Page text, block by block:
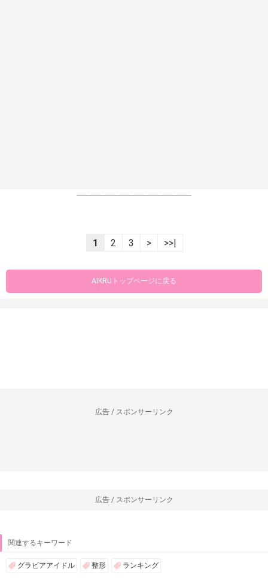
----------------------------------------------------------------
1 2 3 > >>|
AIKRUトップページに戻る
広告 / スポンサーリンク
広告 / スポンサーリンク
関連するキーワード
グラビアアイドル 整形 ランキング